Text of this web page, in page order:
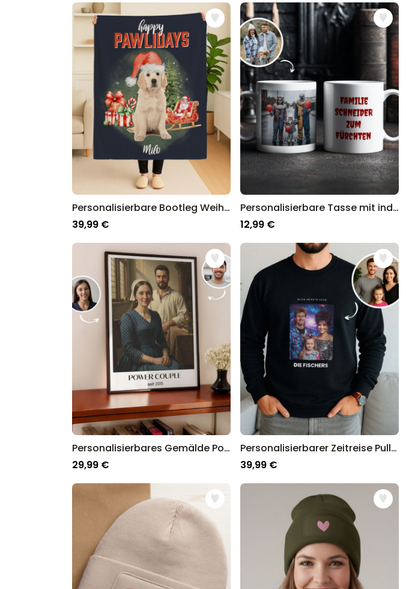
34,99 €
34,99 €
Ice
29,99 €
Entdecke unsere Top Weihnachts-Kategorien 2025 auf einen Blick:
Nach Person:
Weihnachtsgeschenke für Eltern
Weihnachtsgeschenke für Frauen
Weihnachtsgeschenke für Männer
Weihnchatsgeschenke für Mama
Weihnachtsgeschenke für Papa
Weihnachtsgeschenke für Kinder
Weihnachtsgeschenke für die Freundin
Weihnachtsgeschenke für den Freund
Besondere Ideen:
Personalisierte Weihnachtsgeschenke
Kleine Weihnachtsgeschenke ab 10 €
Wichtelgeschenke
Adventskalender befüllen
Personalisierte Adventskalender
Nikolausgeschenke
Weihnachtliches Drumherum:
Weihnachtsdeko
Wir bei radbag wissen was an Weihnachten gut ankommt, schließlich sind wir
Deutschland.
Personalisierbare Bootleg Weihnachtsdecke mit Haustier
39,99 €
Personalisierbare Tasse mit individuellem Horrordesign
12,99 €
Personalisierbares Gemälde Poster
29,99 €
Personalisierbarer Zeitreise Pullover
39,99 €